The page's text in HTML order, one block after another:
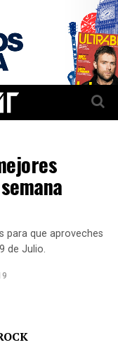
para que aproveches
de Julio.